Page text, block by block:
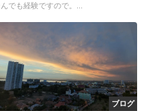
でも経験ですので。...
ブログ